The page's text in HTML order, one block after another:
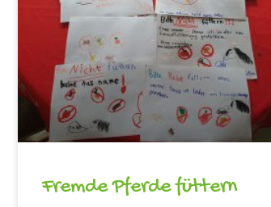
Fremde Pferde füttern